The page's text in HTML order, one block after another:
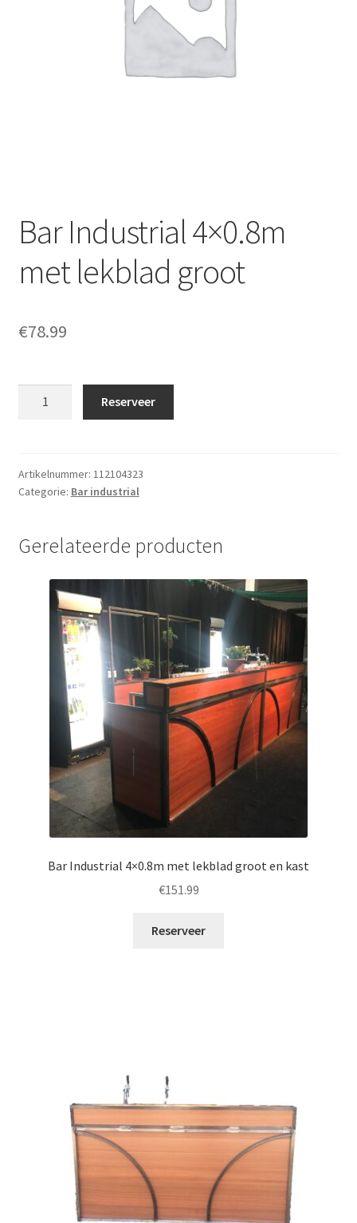
Bar Industrial 4×0.8m
met lekblad groot
€78.99
lekblad
groot
Reserveer
Artikelnummer: 112104323
Categorie: Bar industrial
Gerelateerde producten
Bar Industrial 4×0.8m met lekblad groot en kast
€151.99
Reserveer